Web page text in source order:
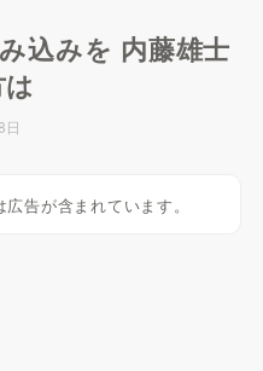
込みを 内藤雄士
日
告が含まれています。